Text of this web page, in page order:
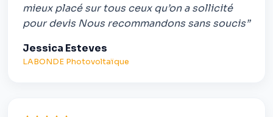
mieux placé sur tous ceux qu’on a sollicité
pour devis Nous recommandons sans soucis”
Jessica Esteves
LABONDE Photovoltaïque